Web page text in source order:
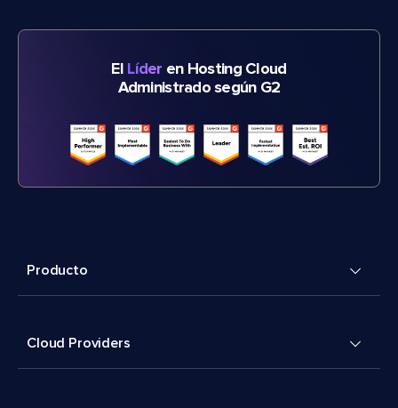
El Líder en Hosting Cloud
Administrado según G2
Producto
Cloud Providers